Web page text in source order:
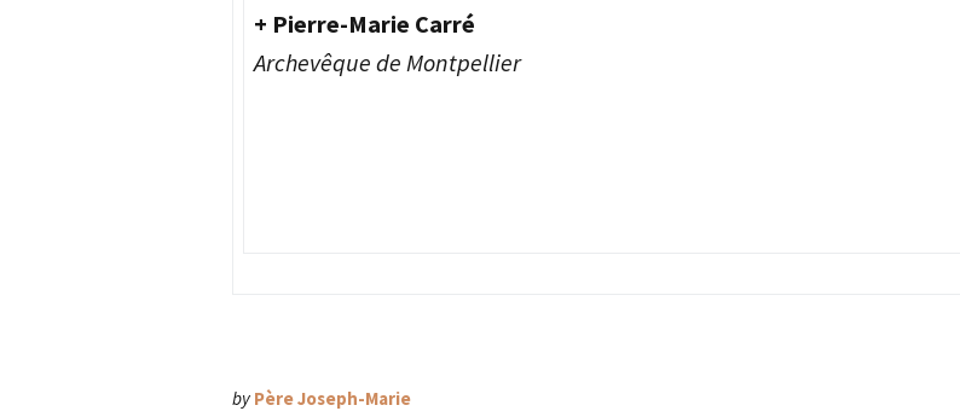
+ Pierre-Marie Carré
Archevêque de Montpellier
by Père Joseph-Marie